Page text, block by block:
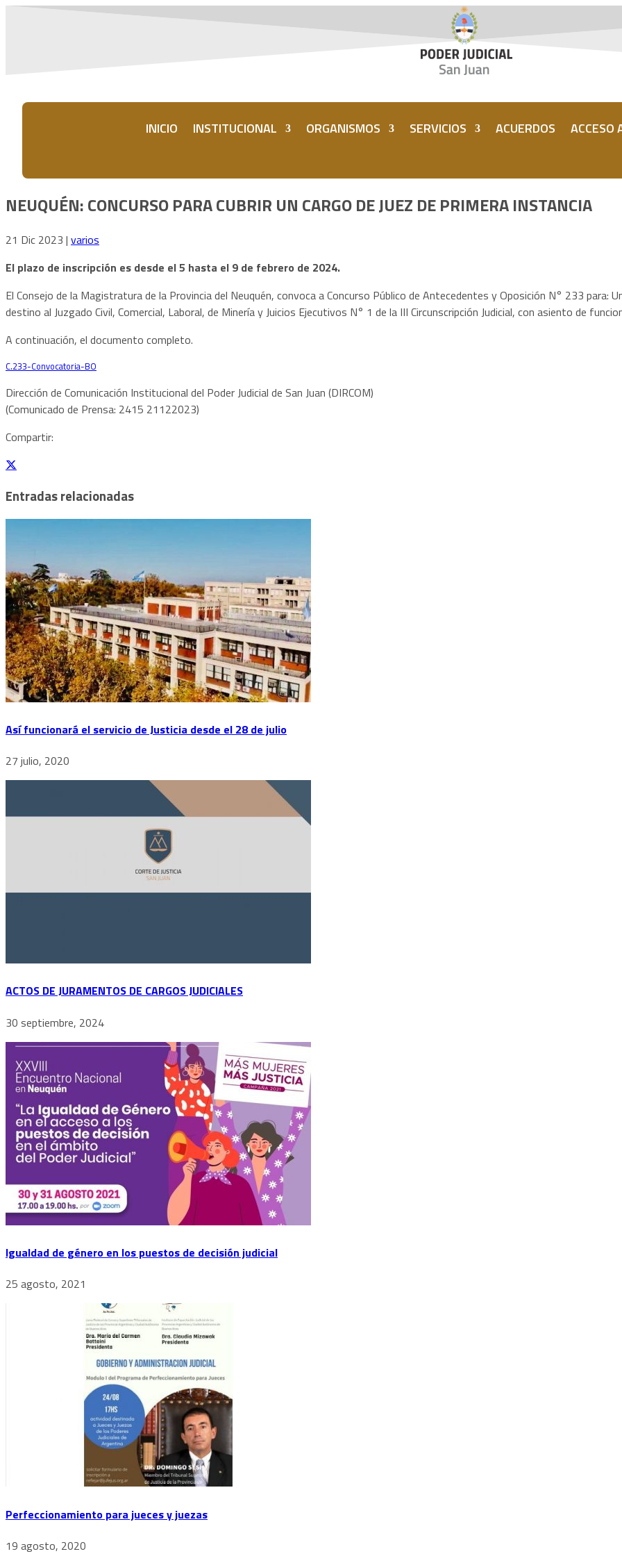
INICIO INSTITUCIONAL ORGANISMOS SERVICIOS ACUERDOS ACCESO
NEUQUÉN: CONCURSO PARA CUBRIR UN CARGO DE JUEZ DE PRIMERA INSTANCIA
21 Dic 2023 | varios
El plazo de inscripción es desde el 5 hasta el 9 de febrero de 2024.
El Consejo de la Magistratura de la Provincia del Neuquén, convoca a Concurso Público de Antecedentes y Oposición N° 233 para:
destino al Juzgado Civil, Comercial, Laboral, de Minería y Juicios Ejecutivos N° 1 de la III Circunscripción Judicial, con asiento de
A continuación, el documento completo.
C.233-Convocatoria-BO
Dirección de Comunicación Institucional del Poder Judicial de San Juan (DIRCOM)
(Comunicado de Prensa: 2415 21122023)
Compartir:
Entradas relacionadas
Así funcionará el servicio de Justicia desde el 28 de julio
27 julio, 2020
ACTOS DE JURAMENTOS DE CARGOS JUDICIALES
30 septiembre, 2024
Igualdad de género en los puestos de decisión judicial
25 agosto, 2021
Perfeccionamiento para jueces y juezas
19 agosto, 2020